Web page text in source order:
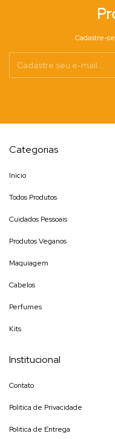
Cadastre-
Categorias
Inicio
Todos Produtos
Cuidados Pessoais
Produtos Veganos
Maquiagem
Cabelos
Perfumes
Kits
Institucional
Contato
Politica de Privacidade
Politica de Entrega